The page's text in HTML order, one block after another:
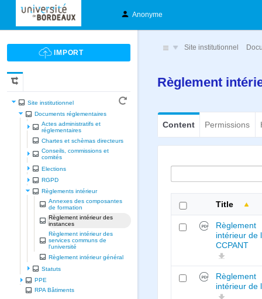
Anonyme
Site institutionnel
Documents réglementaires
Actes administratifs et
réglementaires
Chartes et schèmas directeurs
Conseils, commissions et
comités
Elections
RGPD
Règlements intérieur
Annexes des composantes
de formation
Règlement intérieur des
instances
Règlement intérieur des
services communs de
l'université
Règlement intérieur général
Statuts
PPE
RPA Bâtiments
Site institutionnel
Règlement
Content Permissions
Title
Règlement
intérieur de
CCPANT
Règlement
intérieur de